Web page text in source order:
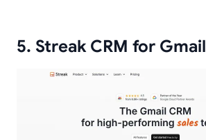
5. Streak CRM for Gmail